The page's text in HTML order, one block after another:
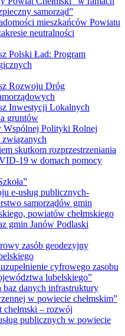
samorząd”
mieszkańców Powiatu
neutralności
Polski Ład: Program
Rozwoju Dróg
Inwestycji Lokalnych
gruntów
Wspólnej Polityki Rolnej
związanych
skutkom rozprzestrzeniania
19 w domach pomocy
e-usług publicznych-
samorządów gmin
powiatów chełmskiego
gmin Janów Podlaski
zasób geodezyjny
cyfrowego zasobu
lubelskiego”
baz danych infrastruktury
w powiecie chełmskim”
chełmski – rozwój
publicznych w powiecie